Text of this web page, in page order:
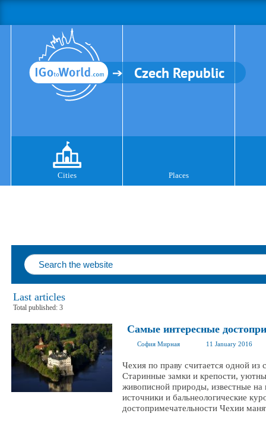
Czech Republic
Cities Places
Last articles
Total published: 3
Самые интересные
София Мирная 11 January 2016
Чехия по праву считается одной
Старинные замки и крепости,
живописной природы, известные
источники и бальнеологические
достопримечательности Чехии